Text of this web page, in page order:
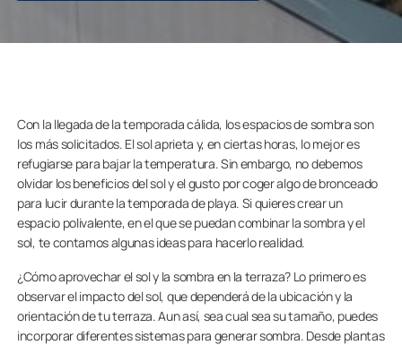
Grupo Lumon
Con la llegada de la temporada cálida, los espacios de sombra son
los más solicitados. El sol aprieta y, en ciertas horas, lo mejor es
refugiarse para bajar la temperatura. Sin embargo, no debemos
olvidar los beneficios del sol y el gusto por coger algo de bronceado
para lucir durante la temporada de playa. Si quieres crear un
espacio polivalente, en el que se puedan combinar la sombra y el
sol, te contamos algunas ideas para hacerlo realidad.
¿Cómo aprovechar el sol y la sombra en la terraza? Lo primero es
observar el impacto del sol, que dependerá de la ubicación y la
orientación de tu terraza. Aun así, sea cual sea su tamaño, puedes
incorporar diferentes sistemas para generar sombra. Desde plantas